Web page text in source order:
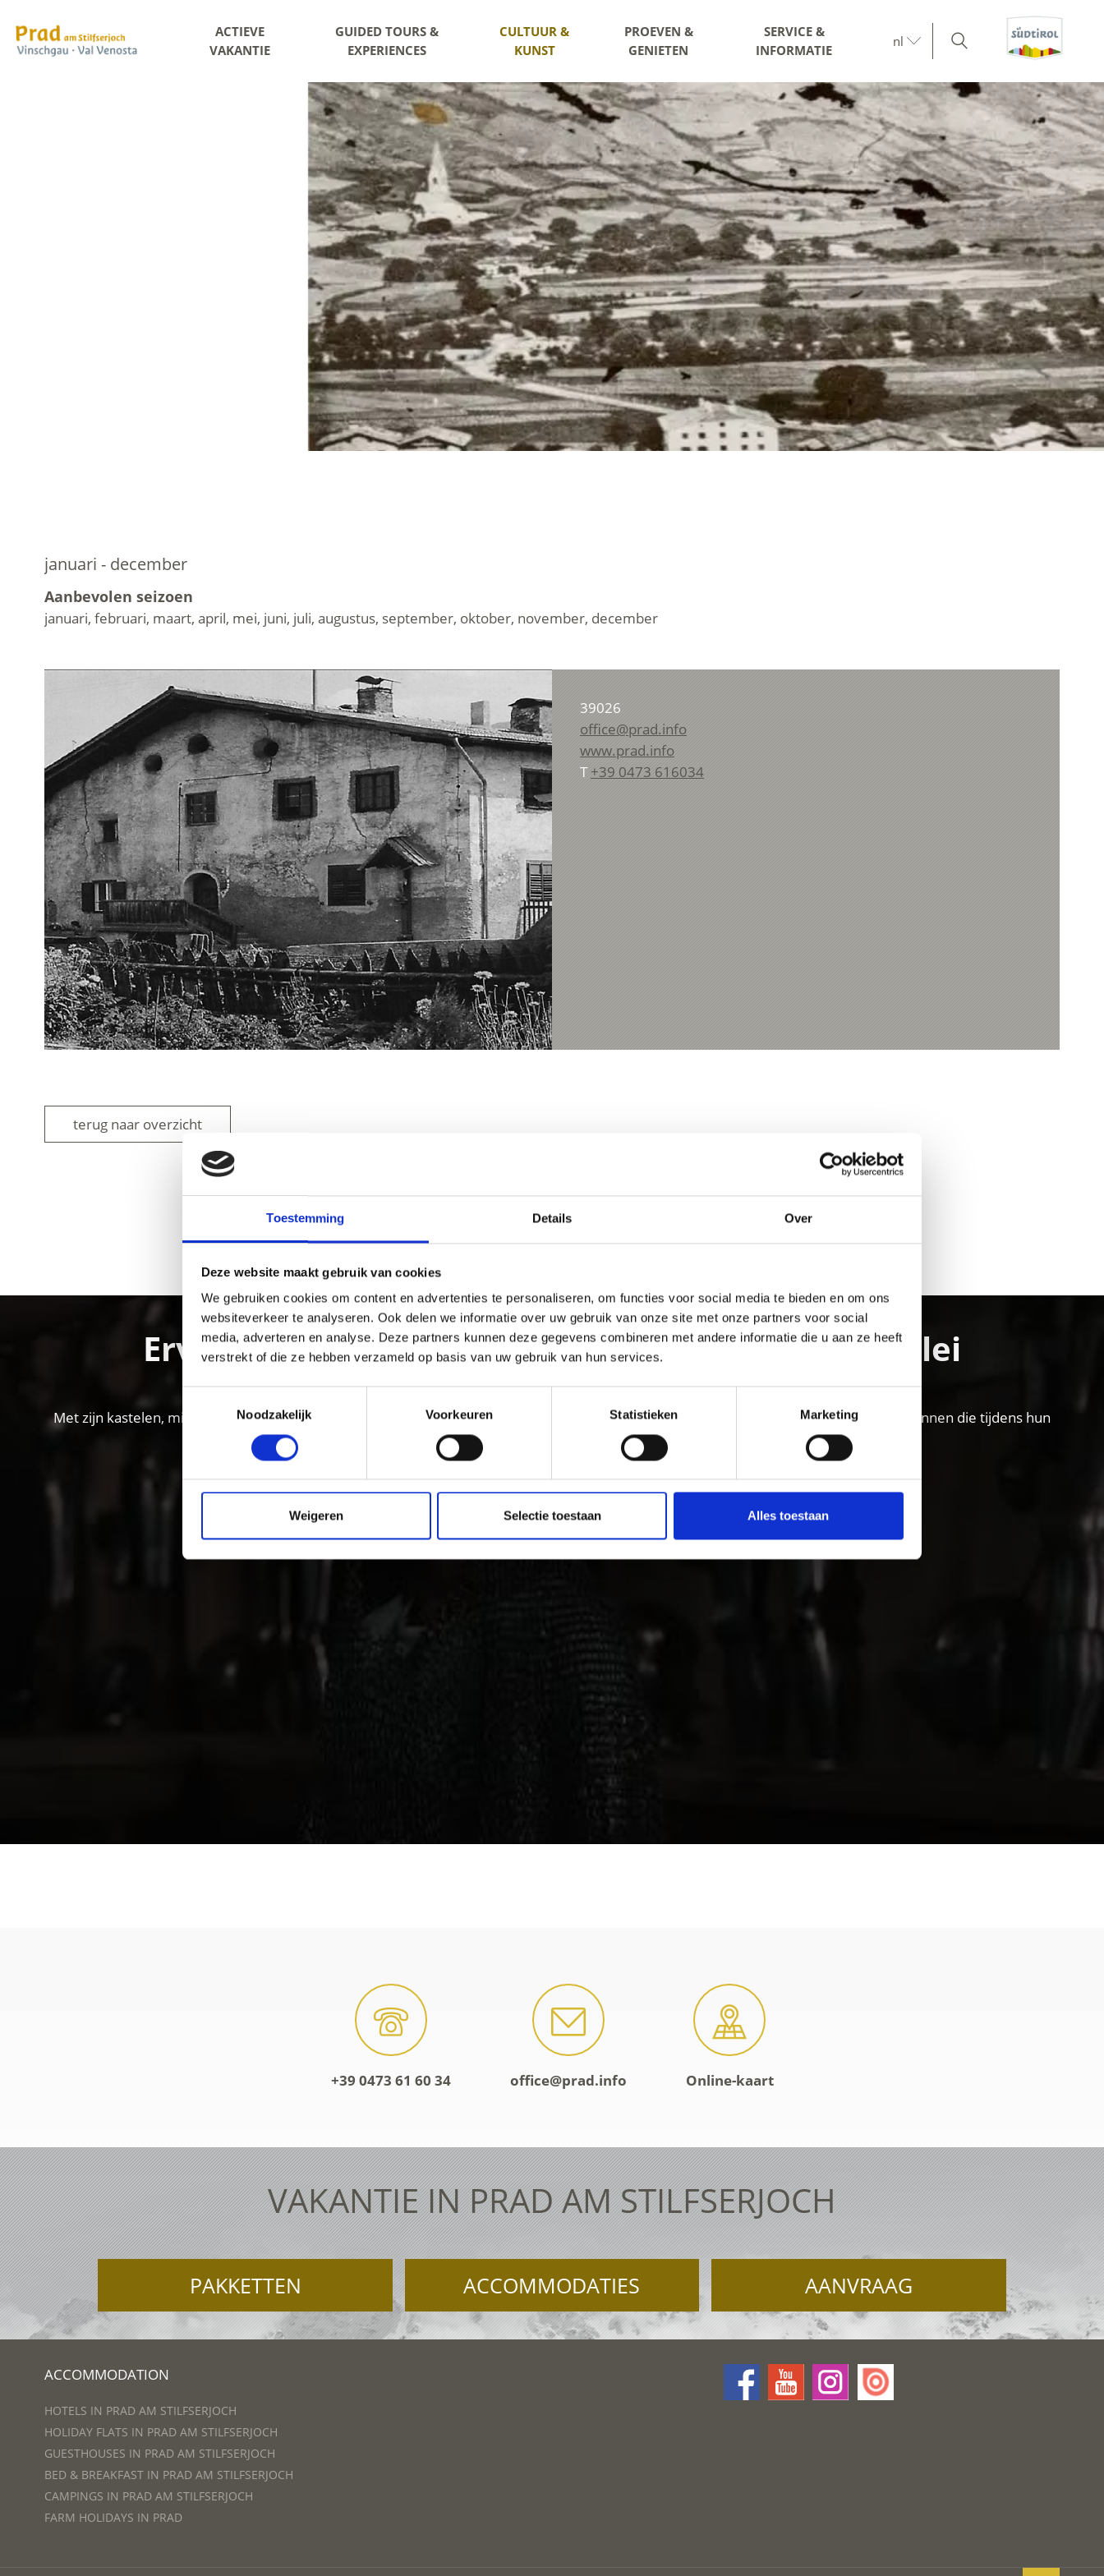
Toestemming Details Over
Deze website maakt gebruik van cookies
We gebruiken cookies om content en advertenties te personaliseren, om functies voor social media te bieden en om ons
websiteverkeer te analyseren. Ook delen we informatie over uw gebruik van onze site met onze partners voor social
media, adverteren en analyse. Deze partners kunnen deze gegevens combineren met andere informatie die u aan ze heeft
verstrekt of die ze hebben verzameld op basis van uw gebruik van hun services.
Noodzakelijk
Voorkeuren Statistieken Marketing
Weigeren Selectie toestaan Alles toestaan
ACTIEVE
VAKANTIE
GUIDED TOURS &
EXPERIENCES
CULTUUR &
KUNST
PROEVEN &
GENIETEN
SERVICE &
INFORMATIE
nl
januari - december
Aanbevolen seizoen
januari, februari, maart, april, mei, juni, juli, augustus, september, oktober, november, december
39026
office@prad.info
www.prad.info
T+39 0473 616034
terug naar overzicht
WAS DE INHOUD NUTTIG VOOR U? Ja No
Ervaar de cultuur en gebruiken in Vinschgau vallei
Met zijn kastelen, middeleeuwse klooster- en stadsmuren en levendige tradities is het zonnige Vinschgau vallei vakantiegebied voor gezinnen die tijdens hun
vakantie plezier en cultuur zoeken.
+39 0473 61 60 34 office@prad.info Online-kaart
VAKANTIE IN PRAD AM STILFSERJOCH
PAKKETTEN ACCOMMODATIES AANVRAAG
ACCOMMODATION
HOTELS IN PRAD AM STILFSERJOCH
HOLIDAY FLATS IN PRAD AM STILFSERJOCH
GUESTHOUSES IN PRAD AM STILFSERJOCH
BED & BREAKFAST IN PRAD AM STILFSERJOCH
CAMPINGS IN PRAD AM STILFSERJOCH
FARM HOLIDAYS IN PRAD